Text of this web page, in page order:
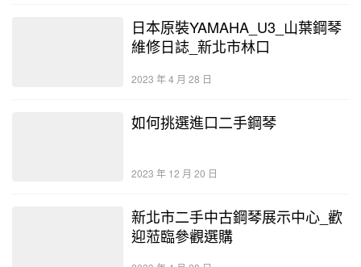
日本原裝YAMAHA_U3_山葉鋼琴
維修日誌_新北市林口
2023 年 4 月 28 日
如何挑選進口二手鋼琴
2023 年 12 月 20 日
新北市二手中古鋼琴展示中心_歡
迎蒞臨參觀選購